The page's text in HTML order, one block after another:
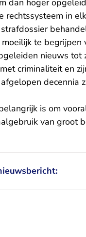
rechtssysteem in
te begrijpen
nieuws tot
criminaliteit en
decennia
is om
van groot